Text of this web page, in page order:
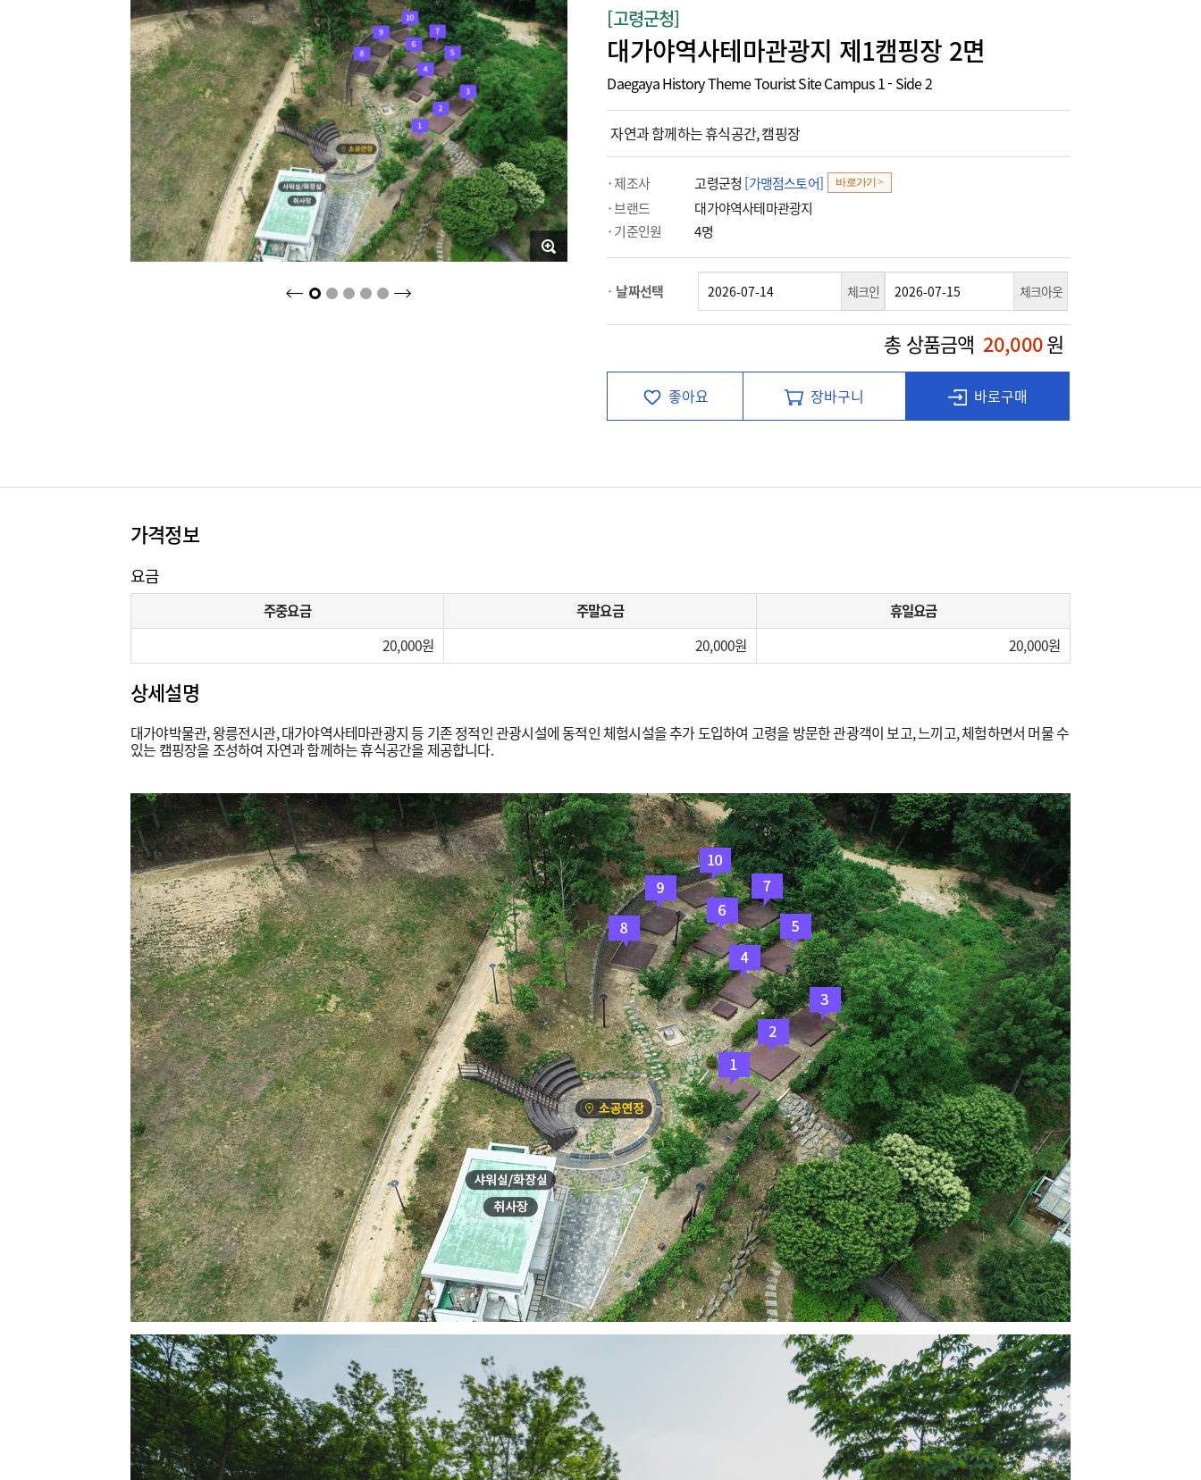
2 3 4 5
[고령군청]
대가야역사테마관광지 제1캠핑장 2면
Daegaya History Theme Tourist Site Campus 1 - Side 2
자연과 함께하는 휴식공간, 캠핑장
제조사 고령군청 [가맹점스토어] 바로가기 >
브랜드
대가야역사테마관광지
기준인원
4명
날짜선택 체크인 체크아웃
총 상품금액 20,000원
좋아요 장바구니 바로구매
가격정보
요금
주중요금 주말요금
휴일요금
20,000
20,000 20,000
상세설명
대가야박물관, 왕릉전시관, 대가야역사테마관광지 등 기존 정적인 관광시설에 동적인 체험시설을 추가 도입하여 고령을 방문한 관광객이 보고, 느끼고, 체험하면서 머물 수
있는 캠핑장을 조성하여 자연과 함께하는 휴식공간을 제공합니다.